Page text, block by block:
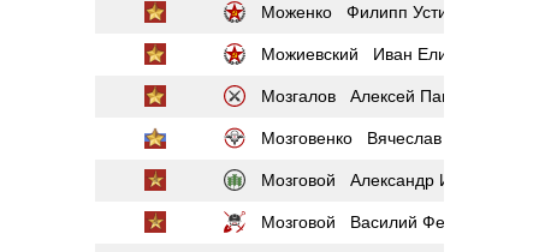
Моженко Филипп Устинович
Можиевский Иван Елисеевич
Мозгалов Алексей Павлович
Мозговенко Вячеслав Васильевич
Мозговой Александр Иванович
Мозговой Василий Федотович